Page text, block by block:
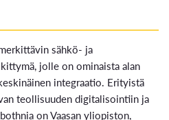
sähkö- ja
jolle on ominaista alan
integraatio. Erityistä
teollisuuden digitalisointiin ja
on Vaasan yliopiston,